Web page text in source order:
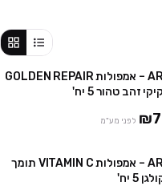
ARCAYA – אמפולות GOLDEN REPAIR
זהב טהור 5 יח'
לפני מע"מ
ARCAYA – אמפולות VITAMIN C תומך
5 יח'